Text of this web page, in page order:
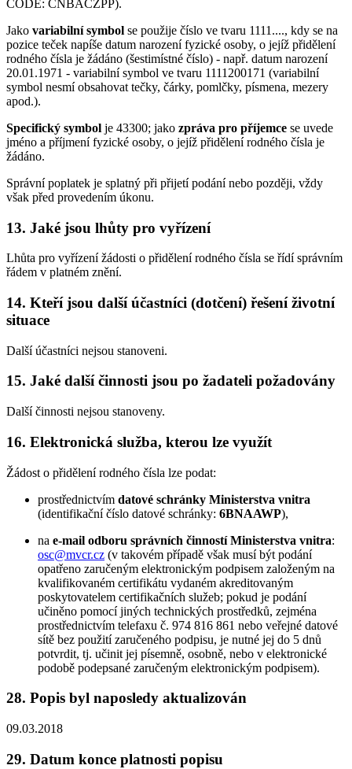
CODE: CNBACZPP).
Jako variabilní symbol se použije číslo ve tvaru 1111...., kdy se na
pozice teček napíše datum narození fyzické osoby, o jejíž přidělení
rodného čísla je žádáno (šestimístné číslo) - např. datum narození
20.01.1971 - variabilní symbol ve tvaru 1111200171 (variabilní
symbol nesmí obsahovat tečky, čárky, pomlčky, písmena, mezery
apod.).
Specifický symbol je 43300; jako zpráva pro příjemce se uvede
jméno a příjmení fyzické osoby, o jejíž přidělení rodného čísla je
žádáno.
Správní poplatek je splatný při přijetí podání nebo později, vždy
však před provedením úkonu.
13. Jaké jsou lhůty pro vyřízení
Lhůta pro vyřízení žádosti o přidělení rodného čísla se řídí správním
řádem v platném znění.
14. Kteří jsou další účastníci (dotčení) řešení životní
situace
Další účastníci nejsou stanoveni.
15. Jaké další činnosti jsou po žadateli požadovány
Další činnosti nejsou stanoveny.
16. Elektronická služba, kterou lze využít
Žádost o přidělení rodného čísla lze podat:
prostřednictvím datové schránky Ministerstva vnitra
(identifikační číslo datové schránky: 6BNAAWP),
na e-mail odboru správních činností Ministerstva vnitra:
osc@mvcr.cz (v takovém případě však musí být podání
opatřeno zaručeným elektronickým podpisem založeným na
kvalifikovaném certifikátu vydaném akreditovaným
poskytovatelem certifikačních služeb; pokud je podání
učiněno pomocí jiných technických prostředků, zejména
prostřednictvím telefaxu č. 974 816 861 nebo veřejné datové
sítě bez použití zaručeného podpisu, je nutné jej do 5 dnů
potvrdit, tj. učinit jej písemně, osobně, nebo v elektronické
podobě podepsané zaručeným elektronickým podpisem).
28. Popis byl naposledy aktualizován
09.03.2018
29. Datum konce platnosti popisu